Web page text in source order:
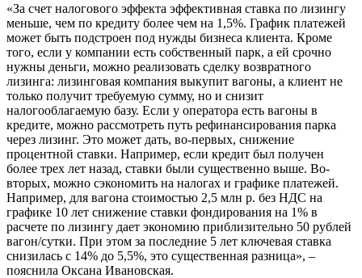
«За счет налогового эффекта эффективная ставка по лизингу
меньше, чем по кредиту более чем на 1,5%. График платежей
может быть подстроен под нужды бизнеса клиента. Кроме
того, если у компании есть собственный парк, а ей срочно
нужны деньги, можно реализовать сделку возвратного
лизинга: лизинговая компания выкупит вагоны, а клиент не
только получит требуемую сумму, но и снизит
налогооблагаемую базу. Если у оператора есть вагоны в
кредите, можно рассмотреть путь рефинансирования парка
через лизинг. Это может дать, во-первых, снижение
процентной ставки. Например, если кредит был получен
более трех лет назад, ставки были существенно выше. Во-
вторых, можно сэкономить на налогах и графике платежей.
Например, для вагона стоимостью 2,5 млн р. без НДС на
графике 10 лет снижение ставки фондирования на 1% в
расчете по лизингу дает экономию приблизительно 50 рублей
вагон/сутки. При этом за последние 5 лет ключевая ставка
снизилась с 14% до 5,5%, это существенная разница», –
пояснила Оксана Ивановская.